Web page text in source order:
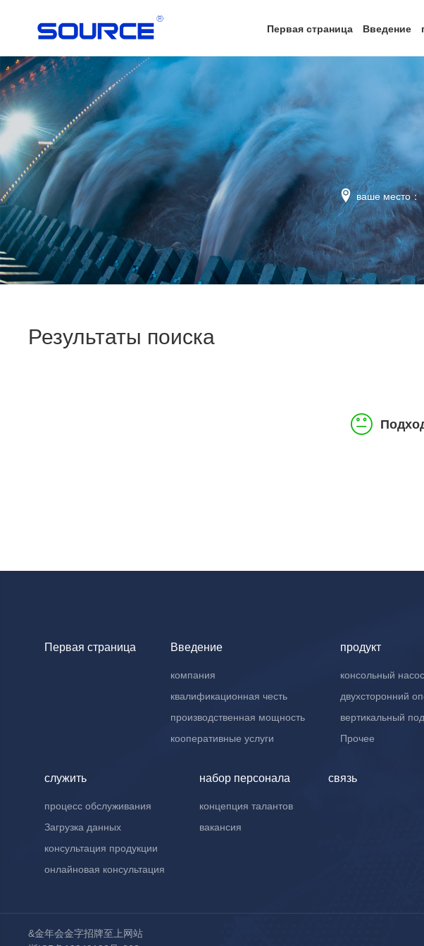
Первая страница Введение
Консольный Насос
Двухсторонний
ваше место：
Результаты поиска
Первая страница Введение
компания
квалификационная честь
производственная мощность
кооперативные услуги
продукт
консольный насос
двухсторонний
вертикальный
Прочее
служить
процесс обслуживания
Загрузка данных
консультация продукции
онлайновая консультация
набор персонала
концепция талантов
вакансия
связь
&金年会金字招牌至上网站